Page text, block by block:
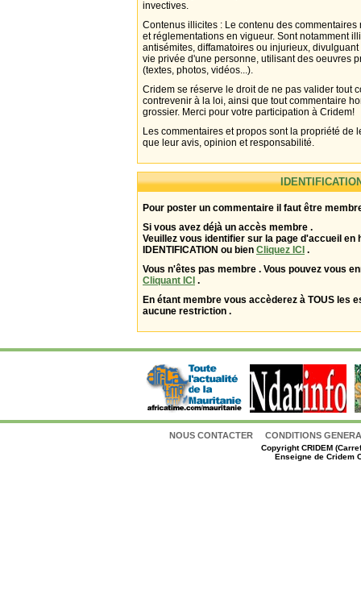
invectives.
Contenus illicites : Le contenu des
et réglementations en vigueur. Sont notamment
antisémites, diffamatoires ou injurieux,
vie privée d'une personne, utilisant des oeuvres
(textes, photos, vidéos...).
Cridem se réserve le droit de ne pas valider tout
contrevenir à la loi, ainsi que tout commentaire
grossier. Merci pour votre participation à Cridem!
Les commentaires et propos sont la propriété de
que leur avis, opinion et responsabilité.
Pour poster un commentaire il faut être
Si vous avez déjà un accès membre .
Veuillez vous identifier sur la page d'accueil en
IDENTIFICATION ou bien Cliquez ICI .
Vous n'êtes pas membre . Vous pouvez vous
Cliquant ICI .
En étant membre vous accèderez à TOUS les
aucune restriction .
NOUS CONTACTER CONDITIONS
CopyrightCRIDEM
Enseigne de Cridem